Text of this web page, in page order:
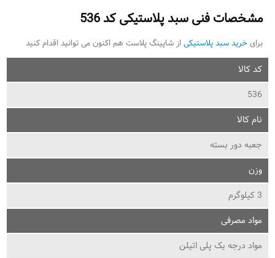
مشخصات فنی سبد پلاستیکی کد 536
برایخرید سبد پلاستیکیاز شاپینگ پلاست هم اکنون می توانید اقدام کنید
کد کالا
536
نام کالا
جعبه دور بسته
وزن
3 کیلوگرم
مواد مصرفی
مواد درجه یک پلی اتیلن